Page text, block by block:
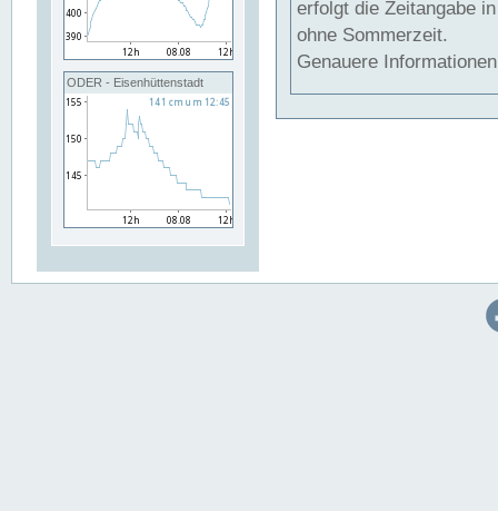
ODER - Eisenhüttenstadt
erfolgt die Zeitangabe
ohne Sommerzeit.
Genauere